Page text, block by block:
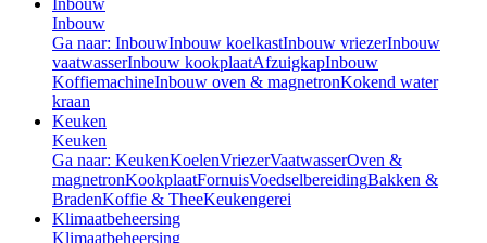
Inbouw
Inbouw
Ga naar: InbouwInbouw koelkastInbouw vriezerInbouw
vaatwasserInbouw kookplaatAfzuigkapInbouw
KoffiemachineInbouw oven & magnetronKokend water
kraan
Keuken
Keuken
Ga naar: KeukenKoelenVriezerVaatwasserOven &
magnetronKookplaatFornuisVoedselbereidingBakken &
BradenKoffie & TheeKeukengerei
Klimaatbeheersing
Klimaatbeheersing